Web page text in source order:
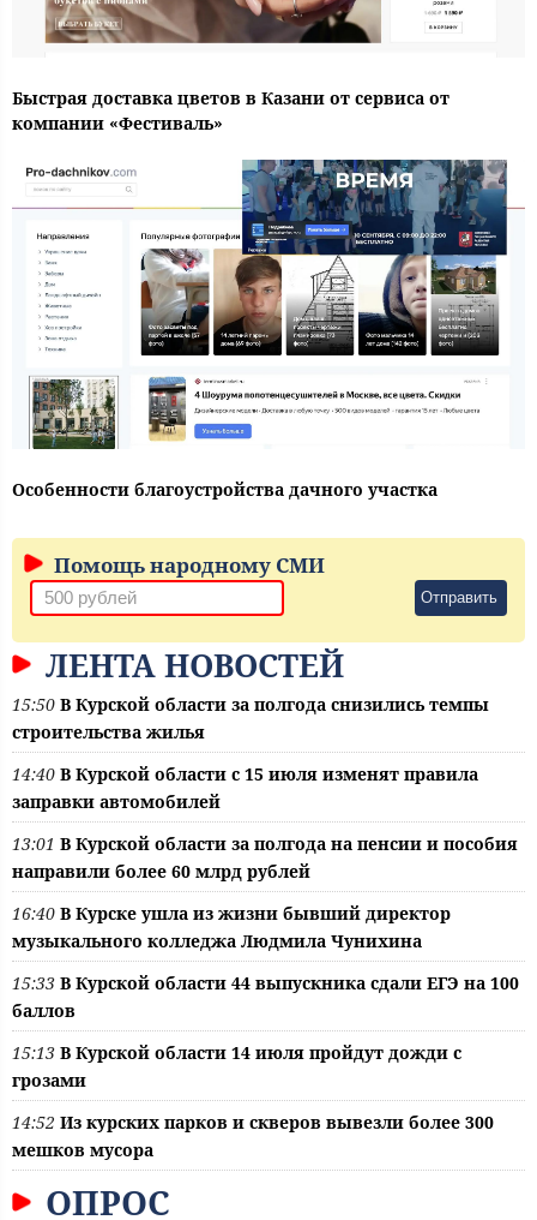
Быстрая доставка цветов в Казани от сервиса от
компании «Фестиваль»
Особенности благоустройства дачного участка
Помощь народному СМИ
Отправить
ЛЕНТА НОВОСТЕЙ
15:50 В Курской области за полгода снизились темпы
строительства жилья
14:40 В Курской области с 15 июля изменят правила
заправки автомобилей
13:01 В Курской области за полгода на пенсии и пособия
направили более 60 млрд рублей
16:40 В Курске ушла из жизни бывший директор
музыкального колледжа Людмила Чунихина
15:33 В Курской области 44 выпускника сдали ЕГЭ на 100
баллов
15:13 В Курской области 14 июля пройдут дожди с
грозами
14:52 Из курских парков и скверов вывезли более 300
мешков мусора
ОПРОС